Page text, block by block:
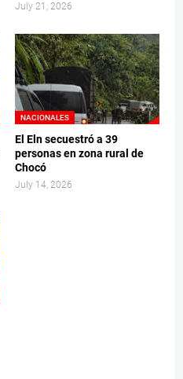
July 21, 2026
NACIONALES
El Eln secuestró a 39
personas en zona rural de
Chocó
July 14, 2026